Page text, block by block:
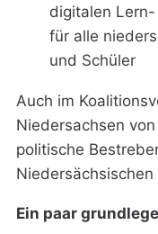
digitalen
für alle
und Schüler
Auch im
Niedersachsen
politische
Ein paar